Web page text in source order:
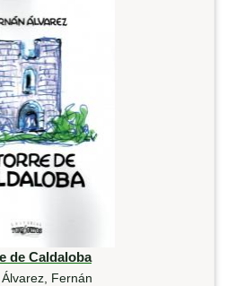
de Caldaloba
Álvarez, Fernán